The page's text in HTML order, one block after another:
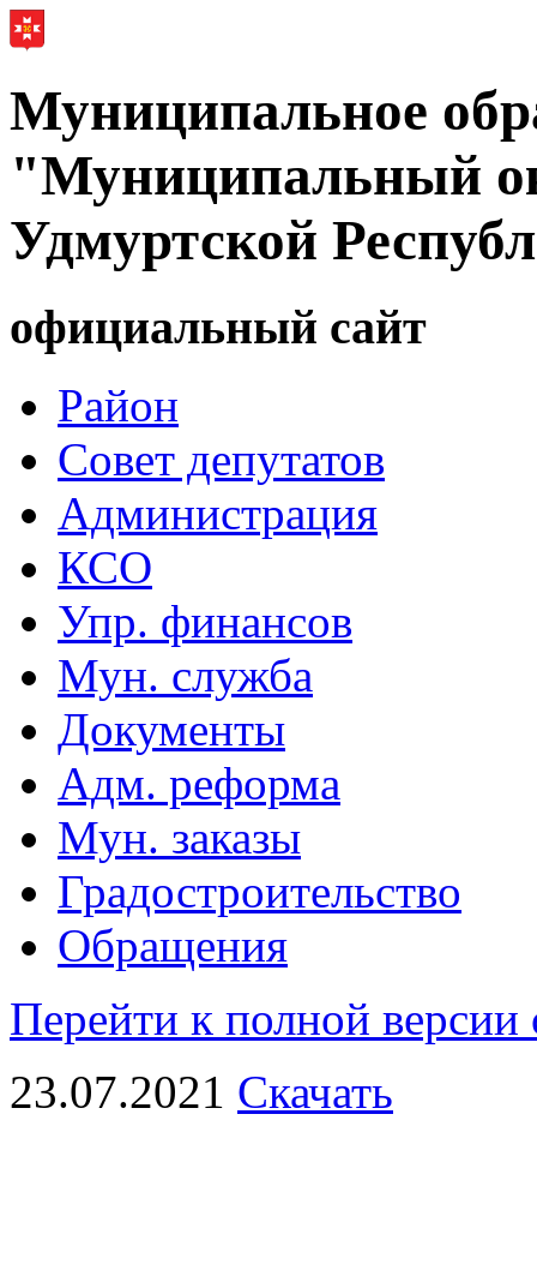
Муниципальное
"Муниципальный
Удмуртской
официальный сайт
Район
Совет депутатов
Администрация
КСО
Упр. финансов
Мун. служба
Документы
Адм. реформа
Мун. заказы
Градостроительство
Обращения
Перейти к полной версии
23.07.2021 Скачать